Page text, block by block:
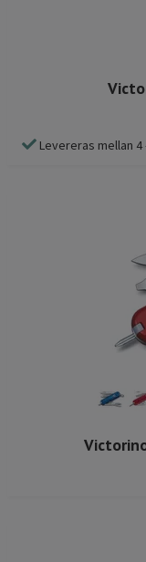
Levereras mellan 4